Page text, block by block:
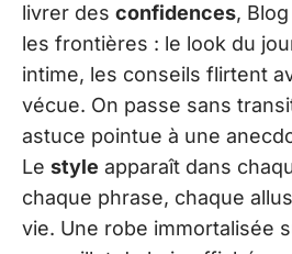
livrer des confidences,
les frontières : le look du
intime, les conseils flirtent
vécue. On passe sans
astuce pointue à une
Le style apparaît dans
chaque phrase, chaque
vie. Une robe immortalisée